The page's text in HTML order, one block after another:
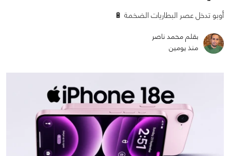
أوبو تدخل عصر البطاريات الضخمة 🔋
بقلم محمد ناصر
منذ يومين